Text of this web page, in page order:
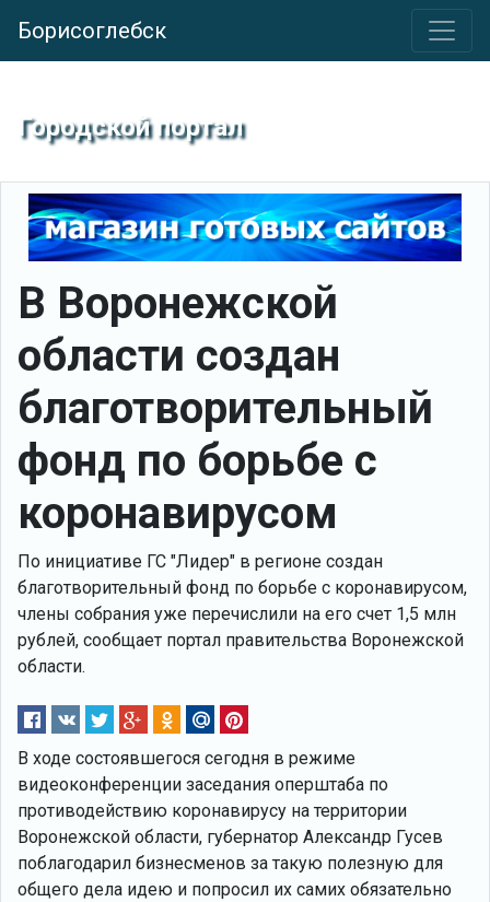
Борисоглебск
Городской портал
В Воронежской
области создан
благотворительный
фонд по борьбе с
коронавирусом
По инициативе ГС "Лидер" в регионе создан
благотворительный фонд по борьбе с коронавирусом,
члены собрания уже перечислили на его счет 1,5 млн
рублей, сообщает портал правительства Воронежской
области.
В ходе cостоявшегося сегодня в режиме
видеоконференции заседания оперштаба по
противодействию коронавирусу на территории
Воронежской области, губернатор Александр Гусев
поблагодарил бизнесменов за такую полезную для
общего дела идею и попросил их самих обязательно